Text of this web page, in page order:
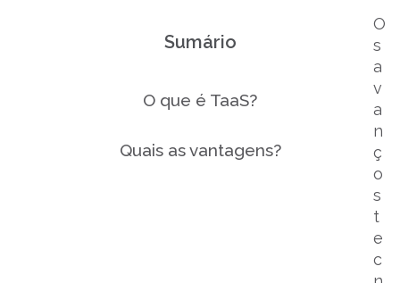
O
s
a
v
a
n
ç
o
s
t
e
c
Sumário
O que é TaaS?
Quais as vantagens?